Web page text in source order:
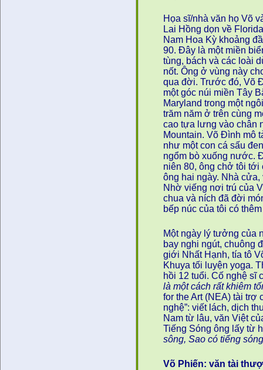
Họa sĩ/nhà văn họ Võ
Lai Hồng dọn về
Nam Hoa Kỳ khoảng
90. Đây là một miền
tùng, bách và các loài
nốt. Ông ở vùng này
qua đời. Trước đó, Võ
một góc núi miền Tây
Maryland trong một
trăm năm ở trên cùng
cao tựa lưng vào chân
Mountain. Võ Đình mô
như một con cá sấu
ngổm bò xuống nước.
niên 80, ông chở tôi tới
ông hai ngày. Nhà
Nhờ viếng nơi trú của
chua và ních đã đời
bếp núc của tôi có
Một ngày lý tưởng của
bay nghi ngút, chuông
giới Nhất Hạnh, tía tô
Khuya tối luyện yoga.
hồi 12 tuổi. Cố nghệ sĩ
là một cách rất khiêm
for the Art (NEA) tài trợ
nghệ”: viết lách, dịch
Nam từ lâu, văn Việt
Tiếng Sóng ông lấy từ
sông, Sao có tiếng
Võ Phiến: văn tài